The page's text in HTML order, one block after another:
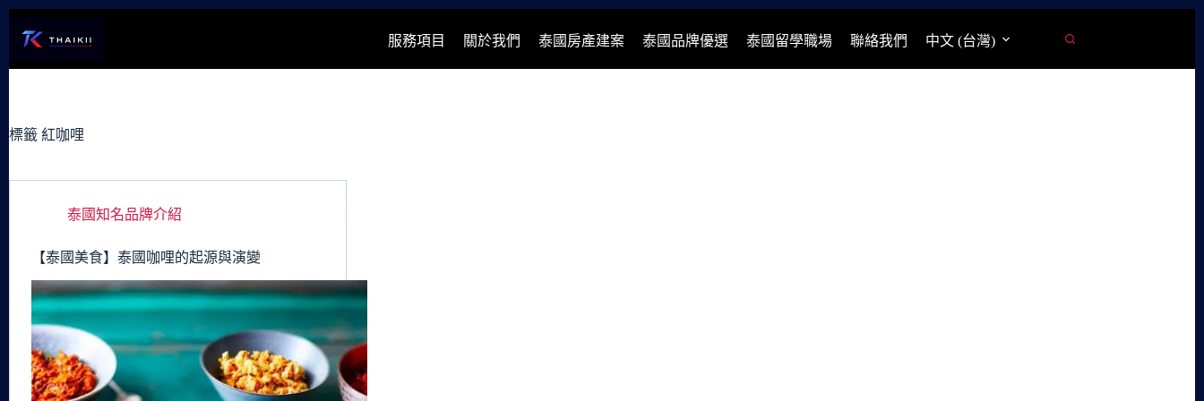
容
服務項目 關於我們 泰國房產建案 泰國品牌優選 泰國留學職場 聯絡我們 中文 (台灣)
標籤 紅咖哩
泰國知名品牌介紹
【泰國美食】泰國咖哩的起源與演變